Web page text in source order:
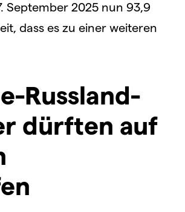
September 2025 nun 93,9
dass es zu einer weiteren
Russland-
dürften auf